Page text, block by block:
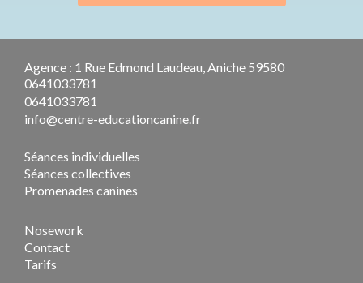
Agence : 1 Rue Edmond Laudeau, Aniche 59580
0641033781
0641033781
info@centre-educationcanine.fr
Séances individuelles
Séances collectives
Promenades canines
Nosework
Contact
Tarifs